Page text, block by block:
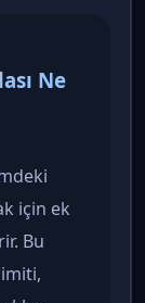
Ne
için ek
Bu